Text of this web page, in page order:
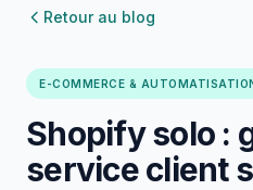
Retour au blog
E-COMMERCE &
Shopify solo :
service client